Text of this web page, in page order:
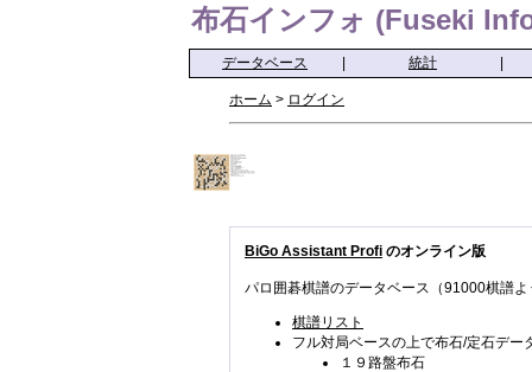
布石インフォ (Fuseki
データベース 統計
ホーム > ログイン
BiGo Assistant Profi のオンライン版
パロ囲碁棋譜のデータベース（91000棋譜よ
棋譜リスト
フル対局ベースの上で布石/定石デー
１９路盤布石